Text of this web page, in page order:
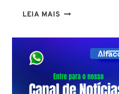
LEIA MAIS CONCURSO
SC:
CONTRATO
A
FCC